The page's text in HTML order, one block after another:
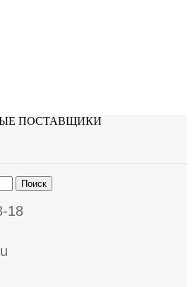
ПОСТАВЩИКИ
Поиск
18